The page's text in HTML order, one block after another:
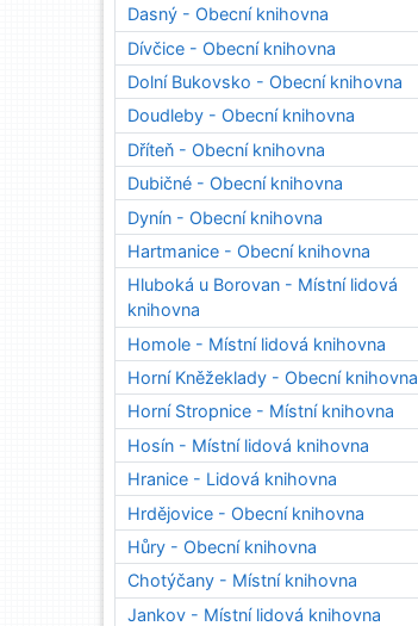
Dasný - Obecní knihovna
Dívčice - Obecní knihovna
Dolní Bukovsko - Obecní knihovna
Doudleby - Obecní knihovna
Dříteň - Obecní knihovna
Dubičné - Obecní knihovna
Dynín - Obecní knihovna
Hartmanice - Obecní knihovna
Hluboká u Borovan - Místní lidová
knihovna
Homole - Místní lidová knihovna
Horní Kněžeklady - Obecní knihovna
Horní Stropnice - Místní knihovna
Hosín - Místní lidová knihovna
Hranice - Lidová knihovna
Hrdějovice - Obecní knihovna
Hůry - Obecní knihovna
Chotýčany - Místní knihovna
Jankov - Místní lidová knihovna